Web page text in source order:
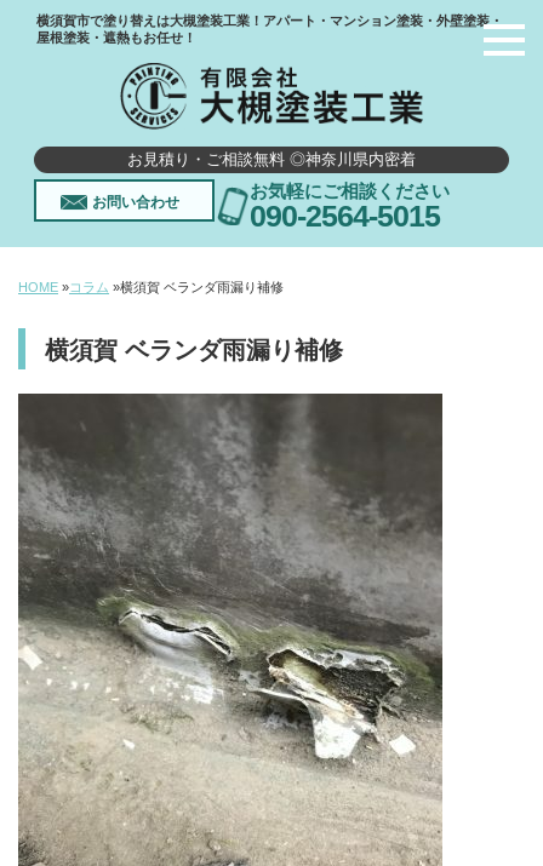
横須賀市で塗り替えは大槻塗装工業！アパート・マンション塗装・外壁塗装・
屋根塗装・遮熱もお任せ！
お見積り・ご相談無料 ◎神奈川県内密着
お問い合わせ
お気軽にご相談ください
090-2564-5015
HOME »コラム »横須賀 ベランダ雨漏り補修
横須賀 ベランダ雨漏り補修